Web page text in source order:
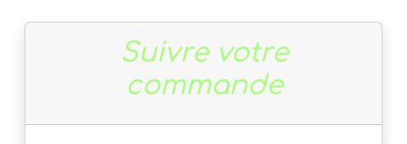
Suivre votre
commande